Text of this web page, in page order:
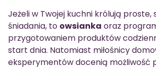
Jeżeli w Twojej kuchni królują proste,
śniadania, to owsianka oraz
przygotowaniem produktów
start dnia. Natomiast miłośnicy
eksperymentów docenią możliwość